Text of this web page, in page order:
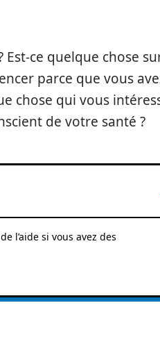
ce quelque chose
parce que vous
chose qui vous
de votre santé ?
l’aide si vous avez des